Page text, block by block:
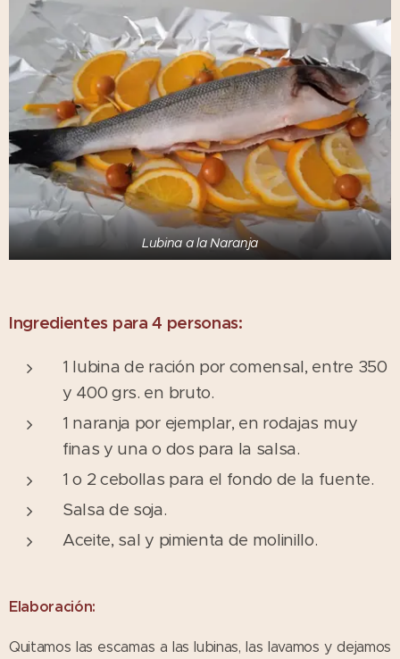
Lubina a la Naranja
Ingredientes para 4 personas:
1 lubina de ración por comensal, entre 350
y 400 grs. en bruto.
1 naranja por ejemplar, en rodajas muy
finas y una o dos para la salsa.
1 o 2 cebollas para el fondo de la fuente.
Salsa de soja.
Aceite, sal y pimienta de molinillo.
Elaboración:
Quitamos las escamas a las lubinas, las lavamos y dejamos